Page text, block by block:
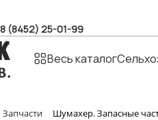
8 (8452) 25-01-99
Весь каталог
Запчасти Шумахер. Запасные